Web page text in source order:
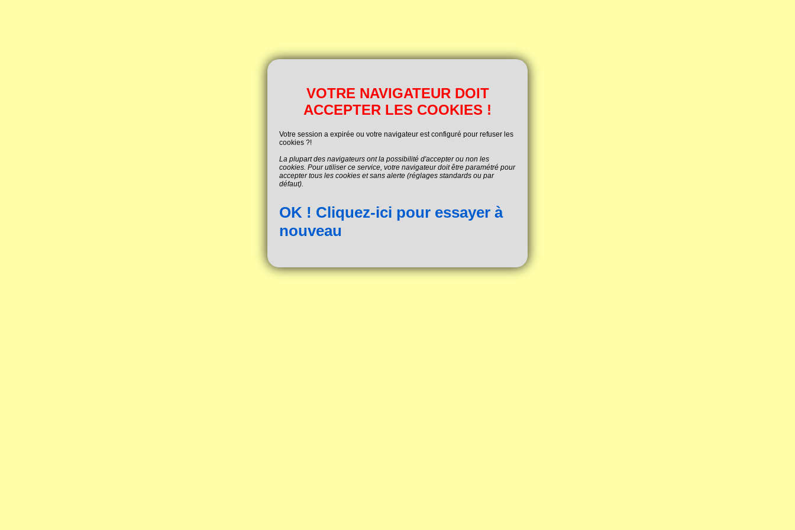
VOTRE NAVIGATEUR DOIT
ACCEPTER LES COOKIES !
Votre session a expirée ou votre navigateur est configuré pour refuser les
cookies ?!
La plupart des navigateurs ont la possibilité d'accepter ou non les
cookies. Pour utiliser ce service, votre navigateur doit être paramétré pour
accepter tous les cookies et sans alerte (réglages standards ou par
défaut).
OK ! Cliquez-ici pour essayer à
nouveau